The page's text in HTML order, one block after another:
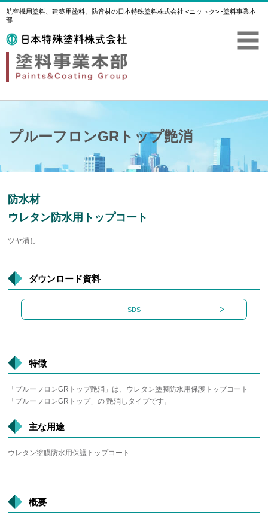
航空機用塗料、建築用塗料、防音材の日本特殊塗料株式会社 <ニットク> -塗料事業本
部-
プルーフロンGRトップ艶消
防水材
ウレタン防水用トップコート
ツヤ消し
―
ダウンロード資料
SDS
特徴
「プルーフロンGRトップ艶消」は、ウレタン塗膜防水用保護トップコート
「プルーフロンGRトップ」の 艶消しタイプです。
主な用途
ウレタン塗膜防水用保護トップコート
概要